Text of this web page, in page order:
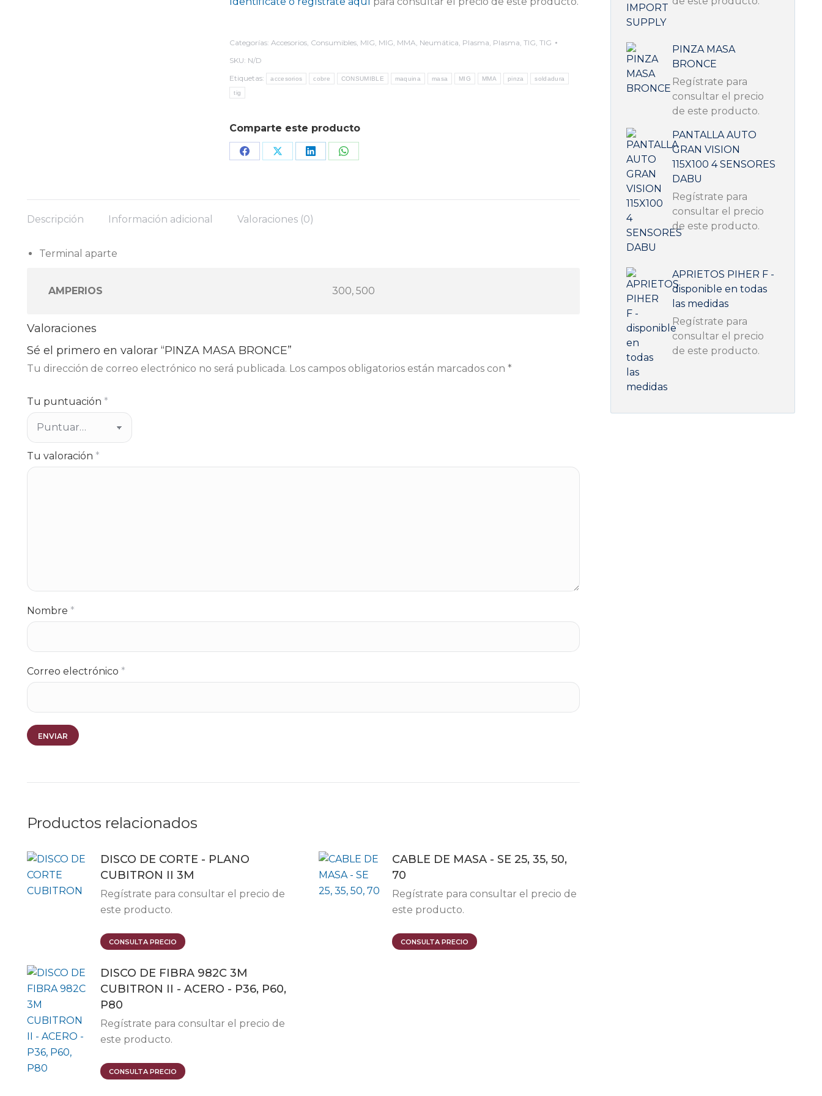
Categorías:Accesorios, Consumibles, MIG, MIG, MMA, Neumática, Plasma, Plasma,TIG,TIG
SKU: N/D
Etiquetas:
accesorios cobre CONSUMIBLE maquina masa MIG MMA pinza soldadura
tig
Comparte este producto
Share Share Share Share
Descripción Información adicional Valoraciones (0)
Terminal aparte
AMPERIOS 300, 500
Valoraciones
Sé el primero en valorar “PINZA MASA BRONCE”
Tu dirección de correo electrónico no será publicada. Los campos obligatorios están marcados con *
Tu puntuación *
Tu valoración *
Nombre *
Correo electrónico *
Productos relacionados
DISCO DE CORTE - PLANO
CUBITRON II 3M
Regístrate para consultar el precio de
este producto.
CONSULTA PRECIO
Este
tiene
múltiples
Las
pueden
CABLE DE MASA - SE 25, 35, 50,
70
Regístrate para consultar el precio de
este producto.
CONSULTA PRECIO
Este
DISCO DE FIBRA 982C 3M
CUBITRON II - ACERO - P36, P60,
P80
Regístrate para consultar el precio de
este producto.
CONSULTA PRECIO
Este
PINZA MASA
BRONCE
Regístrate para
consultar el precio
de este producto.
PANTALLA AUTO
GRAN VISION
115X100 4 SENSORES
DABU
Regístrate para
consultar el precio
de este producto.
APRIETOS PIHER F -
disponible en todas
las medidas
Regístrate para
consultar el precio
de este producto.